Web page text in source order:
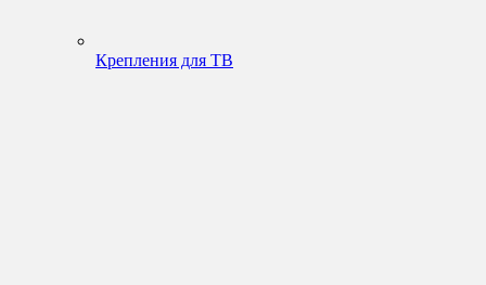
Крепления для ТВ